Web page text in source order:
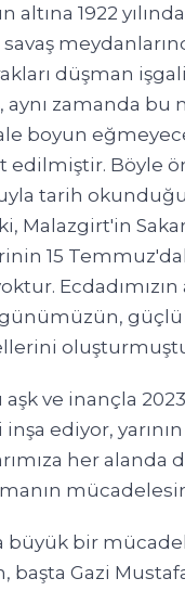
altına 1922
düşman
aynı zamanda
boyun
edilmiştir. Böyle
tarih
Malazgirt'in
15
aşk ve inançla
ediyor,
her alanda
büyük bir
başta Gazi